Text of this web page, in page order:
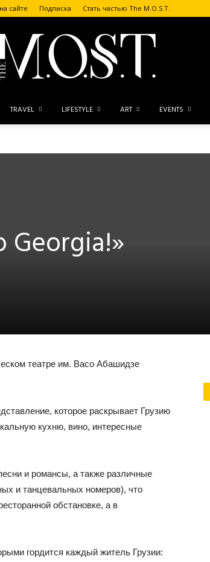
сайте Подписка Стать частью The M.O.S.T.
The
TRAVEL LIFESTYLE ART EVENTS
театре им. Васо Абашидзе
которое раскрывает Грузию
кухню, вино, интересные
и романсы, а также различные
и танцевальных номеров), что
обстановке, а в
гордится каждый житель Грузии: